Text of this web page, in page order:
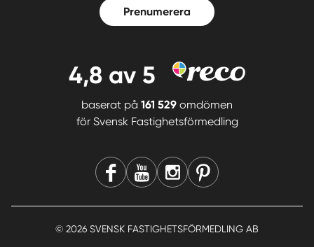
Prenumerera
4,8 av 5
baserat på 161 529 omdömen
för Svensk Fastighetsförmedling
© 2026 SVENSK FASTIGHETSFÖRMEDLING AB